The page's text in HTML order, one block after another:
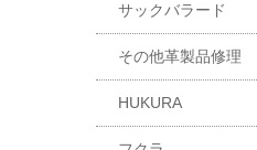
サックバラード
その他革製品修理
HUKURA